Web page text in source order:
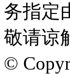
务指定
敬请谅
©